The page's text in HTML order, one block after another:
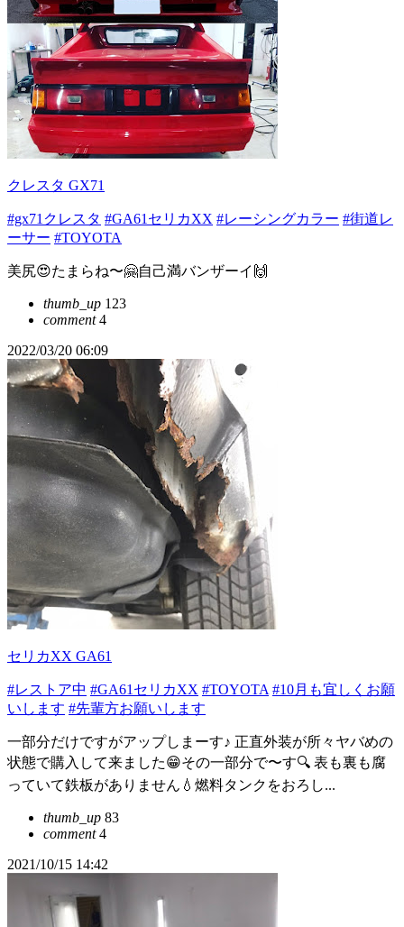
クレスタ GX71
#gx71クレスタ #GA61セリカXX #レーシングカラー #街道レ
ーサー #TOYOTA
美尻😍たまらね〜🤗自己満バンザーイ🙌
thumb_up 123
comment4
2022/03/20 06:09
セリカXX GA61
#レストア中 #GA61セリカXX #TOYOTA #10月も宜しくお願
いします #先輩方お願いします
一部分だけですがアップしまーす♪ 正直外装が所々ヤバめの
状態で購入して来ました😁その一部分で〜す🔍 表も裏も腐
っていて鉄板がありません💧燃料タンクをおろし...
thumb_up 83
comment4
2021/10/15 14:42